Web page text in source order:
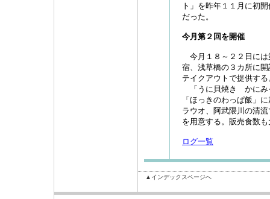
ト」を昨年１１月に初
だった。
今月第２回を開催
今月１８～２２日には
宿、浅草橋の３カ所に
テイクアウトで提供する
「うに貝焼き かにみ
「ほっきのわっぱ飯」
ラウオ、阿武隈川の清
を用意する。販売食数
ログ一覧
▲インデックスページへ